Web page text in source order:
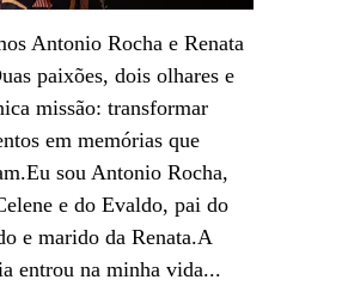
Antonio Rocha e Renata
paixões, dois olhares e
missão: transformar
em memórias que
sou Antonio Rocha,
e do Evaldo, pai do
e marido da Renata.A
entrou na minha vida...